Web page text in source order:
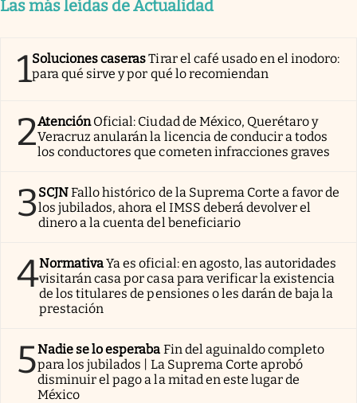
Las más leídas de Actualidad
1Soluciones caserasTirar el café usado en el inodoro:
para qué sirve y por qué lo recomiendan
2AtenciónOficial: Ciudad de México, Querétaro y
Veracruz anularán la licencia de conducir a todos
los conductores que cometen infracciones graves
3SCJNFallo histórico de la Suprema Corte a favor de
los jubilados, ahora el IMSS deberá devolver el
dinero a la cuenta del beneficiario
4NormativaYa es oficial: en agosto, las autoridades
visitarán casa por casa para verificar la existencia
de los titulares de pensiones o les darán de baja la
prestación
5Nadie se lo esperaba Fin del aguinaldo completo
para los jubilados | La Suprema Corte aprobó
disminuir el pago a la mitad en este lugar de
México